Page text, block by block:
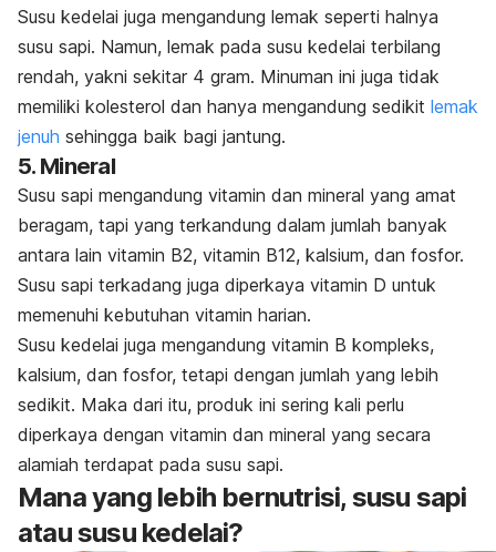
Susu kedelai juga mengandung lemak seperti halnya
susu sapi. Namun, lemak pada susu kedelai terbilang
rendah, yakni sekitar 4 gram. Minuman ini juga tidak
memiliki kolesterol dan hanya mengandung sedikit lemak
jenuh sehingga baik bagi jantung.
5. Mineral
Susu sapi mengandung vitamin dan mineral yang amat
beragam, tapi yang terkandung dalam jumlah banyak
antara lain vitamin B2, vitamin B12, kalsium, dan fosfor.
Susu sapi terkadang juga diperkaya vitamin D untuk
memenuhi kebutuhan vitamin harian.
Susu kedelai juga mengandung vitamin B kompleks,
kalsium, dan fosfor, tetapi dengan jumlah yang lebih
sedikit. Maka dari itu, produk ini sering kali perlu
diperkaya dengan vitamin dan mineral yang secara
alamiah terdapat pada susu sapi.
Mana yang lebih bernutrisi, susu sapi
atau susu kedelai?